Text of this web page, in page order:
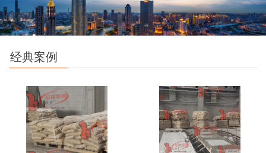
经典案例